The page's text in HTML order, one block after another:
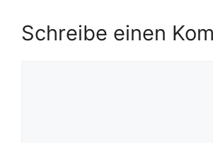
Schreibe einen